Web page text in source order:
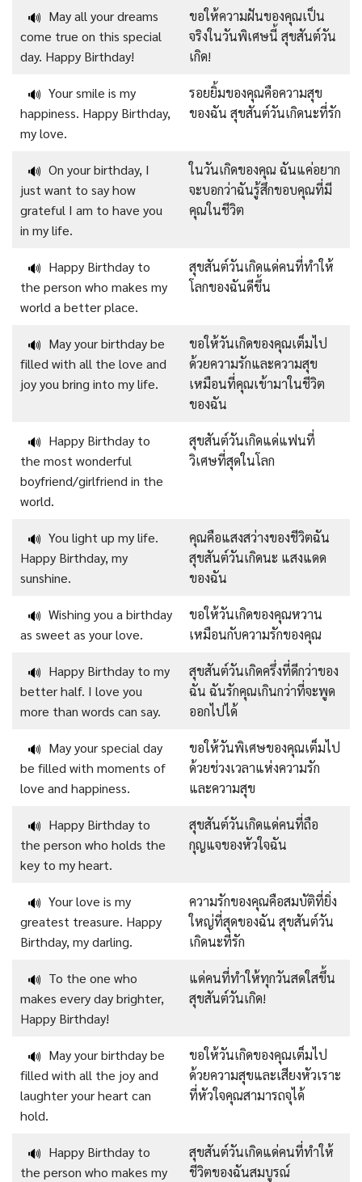
🔊 May all your dreams
come true on this special
day. Happy Birthday!
ขอให้ความฝันของคุณเป็น
จริงในวันพิเศษนี้ สุขสันต์วัน
เกิด!
🔊 Your smile is my
happiness. Happy Birthday,
my love.
รอยยิ้มของคุณคือความสุข
ของฉัน สุขสันต์วันเกิดนะที่รัก
🔊 On your birthday, I
just want to say how
grateful I am to have you
in my life.
ในวันเกิดของคุณ ฉันแค่อยาก
จะบอกว่าฉันรู้สึกขอบคุณที่มี
คุณในชีวิต
🔊 Happy Birthday to
the person who makes my
world a better place.
สุขสันต์วันเกิดแด่คนที่ทำให้
โลกของฉันดีขึ้น
🔊 May your birthday be
filled with all the love and
joy you bring into my life.
ขอให้วันเกิดของคุณเต็มไป
ด้วยความรักและความสุข
เหมือนที่คุณเข้ามาในชีวิต
ของฉัน
🔊 Happy Birthday to
the most wonderful
boyfriend/girlfriend in the
world.
สุขสันต์วันเกิดแด่แฟนที่
วิเศษที่สุดในโลก
🔊 You light up my life.
Happy Birthday, my
sunshine.
คุณคือแสงสว่างของชีวิตฉัน
สุขสันต์วันเกิดนะ แสงแดด
ของฉัน
🔊 Wishing you a birthday
as sweet as your love.
ขอให้วันเกิดของคุณหวาน
เหมือนกับความรักของคุณ
🔊 Happy Birthday to my
better half. I love you
more than words can say.
สุขสันต์วันเกิดครึ่งที่ดีกว่าของ
ฉัน ฉันรักคุณเกินกว่าที่จะพูด
ออกไปได้
🔊 May your special day
be filled with moments of
love and happiness.
ขอให้วันพิเศษของคุณเต็มไป
ด้วยช่วงเวลาแห่งความรัก
และความสุข
🔊 Happy Birthday to
the person who holds the
key to my heart.
สุขสันต์วันเกิดแด่คนที่ถือ
กุญแจของหัวใจฉัน
🔊 Your love is my
greatest treasure. Happy
Birthday, my darling.
ความรักของคุณคือสมบัติที่ยิ่ง
ใหญ่ที่สุดของฉัน สุขสันต์วัน
เกิดนะที่รัก
🔊 To the one who
makes every day brighter,
Happy Birthday!
แด่คนที่ทำให้ทุกวันสดใสขึ้น
สุขสันต์วันเกิด!
🔊 May your birthday be
filled with all the joy and
laughter your heart can
hold.
ขอให้วันเกิดของคุณเต็มไป
ด้วยความสุขและเสียงหัวเราะ
ที่หัวใจคุณสามารถจุได้
🔊 Happy Birthday to
the person who makes my
สุขสันต์วันเกิดแด่คนที่ทำให้
ชีวิตของฉันสมบูรณ์